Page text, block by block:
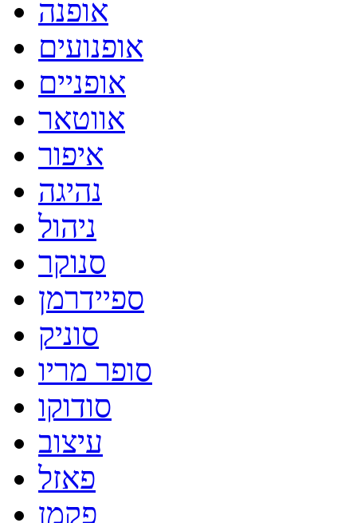
אופנה
אופנועים
אופניים
אווטאר
איפור
נהיגה
ניהול
סנוקר
ספיידרמן
סוניק
סופר מריו
סודוקו
עיצוב
פאזל
פקמן